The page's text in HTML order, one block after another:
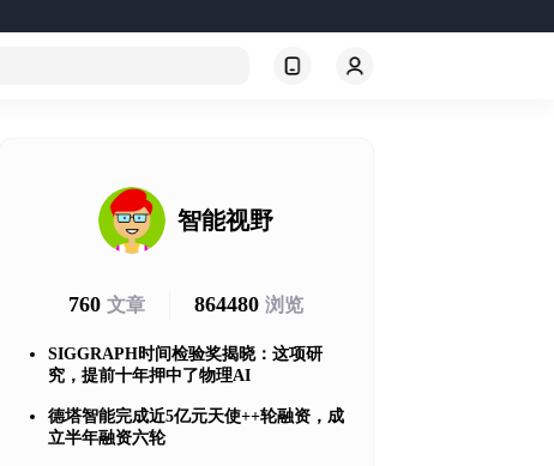
智能视野
760文章 864480浏览
SIGGRAPH时间检验奖揭晓：这项研
究，提前十年押中了物理AI
德塔智能完成近5亿元天使++轮融资，成
立半年融资六轮